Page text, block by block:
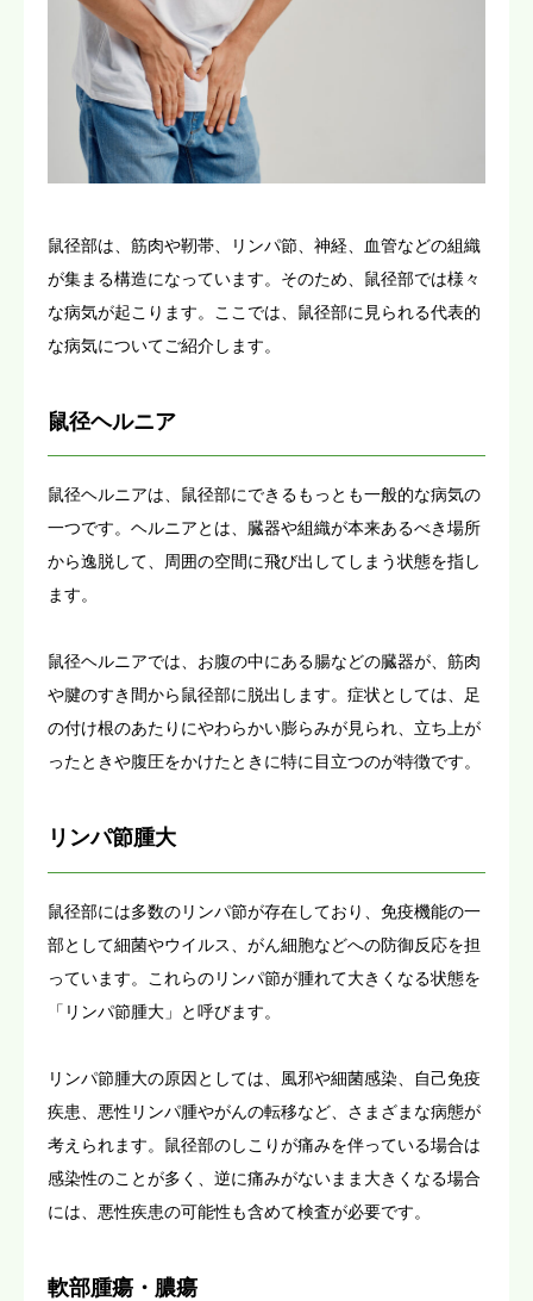
鼠径部は、筋肉や靭帯、リンパ節、神経、血管などの組織
が集まる構造になっています。そのため、鼠径部では様々
な病気が起こります。ここでは、鼠径部に見られる代表的
な病気についてご紹介します。
鼠径ヘルニア
鼠径ヘルニアは、鼠径部にできるもっとも一般的な病気の
一つです。ヘルニアとは、臓器や組織が本来あるべき場所
から逸脱して、周囲の空間に飛び出してしまう状態を指し
ます。
鼠径ヘルニアでは、お腹の中にある腸などの臓器が、筋肉
や腱のすき間から鼠径部に脱出します。症状としては、足
の付け根のあたりにやわらかい膨らみが見られ、立ち上が
ったときや腹圧をかけたときに特に目立つのが特徴です。
リンパ節腫大
鼠径部には多数のリンパ節が存在しており、免疫機能の一
部として細菌やウイルス、がん細胞などへの防御反応を担
っています。これらのリンパ節が腫れて大きくなる状態を
「リンパ節腫大」と呼びます。
リンパ節腫大の原因としては、風邪や細菌感染、自己免疫
疾患、悪性リンパ腫やがんの転移など、さまざまな病態が
考えられます。鼠径部のしこりが痛みを伴っている場合は
感染性のことが多く、逆に痛みがないまま大きくなる場合
には、悪性疾患の可能性も含めて検査が必要です。
軟部腫瘍・膿瘍